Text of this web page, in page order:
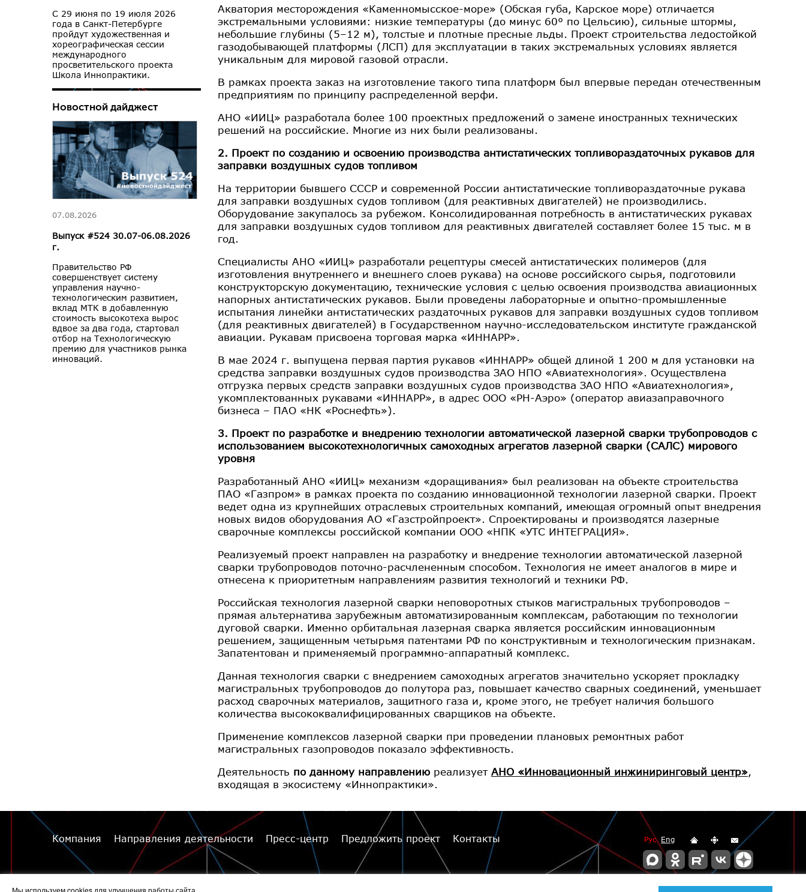
Акватория месторождения «Каменномысское-море» (Обская губа, Карское море) отличается
экстремальными условиями: низкие температуры (до минус 60° по Цельсию), сильные штормы,
небольшие глубины (5–12 м), толстые и плотные пресные льды. Проект строительства ледостойкой
газодобывающей платформы (ЛСП) для эксплуатации в таких экстремальных условиях является
уникальным для мировой газовой отрасли.
В рамках проекта заказ на изготовление такого типа платформ был впервые передан отечественным
предприятиям по принципу распределенной верфи.
АНО «ИИЦ» разработала более 100 проектных предложений о замене иностранных технических
решений на российские. Многие из них были реализованы.
2. Проект по созданию и освоению производства антистатических топливораздаточных рукавов для
заправки воздушных судов топливом
На территории бывшего СССР и современной России антистатические топливораздаточные рукава
для заправки воздушных судов топливом (для реактивных двигателей) не производились.
Оборудование закупалось за рубежом. Консолидированная потребность в антистатических рукавах
для заправки воздушных судов топливом для реактивных двигателей составляет более 15 тыс. м в
год.
Специалисты АНО «ИИЦ» разработали рецептуры смесей антистатических полимеров (для
изготовления внутреннего и внешнего слоев рукава) на основе российского сырья, подготовили
конструкторскую документацию, технические условия с целью освоения производства авиационных
напорных антистатических рукавов. Были проведены лабораторные и опытно-промышленные
испытания линейки антистатических раздаточных рукавов для заправки воздушных судов топливом
(для реактивных двигателей) в Государственном научно-исследовательском институте гражданской
авиации. Рукавам присвоена торговая марка «ИННАРР».
В мае 2024 г. выпущена первая партия рукавов «ИННАРР» общей длиной 1 200 м для установки на
средства заправки воздушных судов производства ЗАО НПО «Авиатехнология». Осуществлена
отгрузка первых средств заправки воздушных судов производства ЗАО НПО «Авиатехнология»,
укомплектованных рукавами «ИННАРР», в адрес ООО «РН-Аэро» (оператор авиазаправочного
бизнеса – ПАО «НК «Роснефть»).
3. Проект по разработке и внедрению технологии автоматической лазерной сварки трубопроводов с
использованием высокотехнологичных самоходных агрегатов лазерной сварки (САЛС) мирового
уровня
Разработанный АНО «ИИЦ» механизм «доращивания» был реализован на объекте строительства
ПАО «Газпром» в рамках проекта по созданию инновационной технологии лазерной сварки. Проект
ведет одна из крупнейших отраслевых строительных компаний, имеющая огромный опыт внедрения
новых видов оборудования АО «Газстройпроект». Спроектированы и производятся лазерные
сварочные комплексы российской компании ООО «НПК «УТС ИНТЕГРАЦИЯ».
Реализуемый проект направлен на разработку и внедрение технологии автоматической лазерной
сварки трубопроводов поточно-расчлененным способом. Технология не имеет аналогов в мире и
отнесена к приоритетным направлениям развития технологий и техники РФ.
Российская технология лазерной сварки неповоротных стыков магистральных трубопроводов –
прямая альтернатива зарубежным автоматизированным комплексам, работающим по технологии
дуговой сварки. Именно орбитальная лазерная сварка является российским инновационным
решением, защищенным четырьмя патентами РФ по конструктивным и технологическим признакам.
Запатентован и применяемый программно-аппаратный комплекс.
Данная технология сварки с внедрением самоходных агрегатов значительно ускоряет прокладку
магистральных трубопроводов до полутора раз, повышает качество сварных соединений, уменьшает
расход сварочных материалов, защитного газа и, кроме этого, не требует наличия большого
количества высококвалифицированных сварщиков на объекте.
Применение комплексов лазерной сварки при проведении плановых ремонтных работ
магистральных газопроводов показало эффективность.
Деятельность по данному направлениюреализует АНО «Инновационный инжиниринговый центр»,
входящая в экосистему «Иннопрактики».
С 29 июня по 19 июля 2026
года в Санкт-Петербурге
пройдут художественная и
хореографическая сессии
международного
просветительского проекта
Школа Иннопрактики.
Новостной дайджест
07.08.2026
Выпуск #524 30.07-06.08.2026
г.
Правительство РФ
совершенствует систему
управления научно-
технологическим развитием,
вклад МТК в добавленную
стоимость высокотеха вырос
вдвое за два года, стартовал
отбор на Технологическую
премию для участников рынка
инноваций.
Компания Направления деятельности Пресс-центр Предложить проект Контакты Рус Eng
© 2014 - 2026 Иннопрактика
Мы используем cookies для улучшения работы сайта.